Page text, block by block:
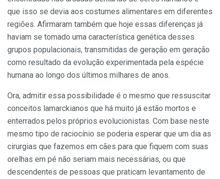
que isso se devia aos costumes alimentares em diferentes
re­giões. Afirmaram também que hoje essas diferenças já
haviam se toma­do uma característica genética desses
grupos populacionais, transmitidas de geração em geração
como resultado da evolução experimentada pela es­pécie
humana ao longo dos últimos milhares de anos.
Ora, admitir essa possibilidade é o mesmo que ressuscitar
conceitos lamarckianos que há muito já estão mortos e
enterrados pelos próprios evolucionistas. Com base neste
mes­mo tipo de raciocínio se poderia es­perar que um dia as
cirurgias que fazemos em cães para que fiquem com suas
orelhas em pé não se­riam mais ne­cessárias, ou que
descen­dentes de pessoas que praticam levantamento de